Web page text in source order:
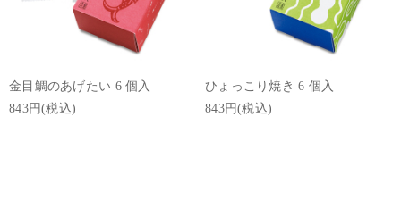
金目鯛のあげたい 6 個入
843円(税込)
ひょっこり焼き 6 個入
843円(税込)